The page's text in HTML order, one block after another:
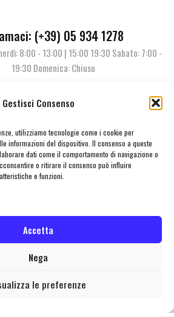
Gestisci Consenso
utilizziamo tecnologie come i cookie per
informazioni del dispositivo. Il consenso a queste
dati come il comportamento di navigazione o
o ritirare il consenso può influire
e funzioni.
Accetta
Nega
le preferenze
(+39) 05 934 1278
8:00 - 13:00 | 15:00 19:30 Sabato: 7:00 -
19:30 Domenica: Chiuso
Finzi, 563 41122 Modena (MO) | P.I.